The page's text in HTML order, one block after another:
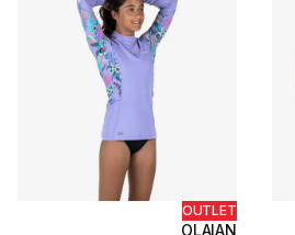
OUTLET
OLAIAN